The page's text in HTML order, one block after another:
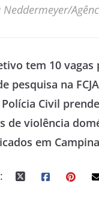
Neddermeyer/
tem 10 vagas
pesquisa na FCJA
Polícia Civil
de violência
em